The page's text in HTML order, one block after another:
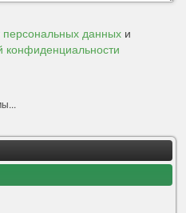
персональных данных и
конфиденциальности